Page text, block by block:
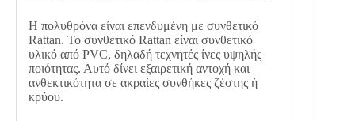
Η πολυθρόνα είναι επενδυμένη με συνθετικό
Rattan. Το συνθετικό Rattan είναι συνθετικό
υλικό από PVC, δηλαδή τεχνητές ίνες υψηλής
ποιότητας. Αυτό δίνει εξαιρετική αντοχή και
ανθεκτικότητα σε ακραίες συνθήκες ζέστης ή
κρύου.